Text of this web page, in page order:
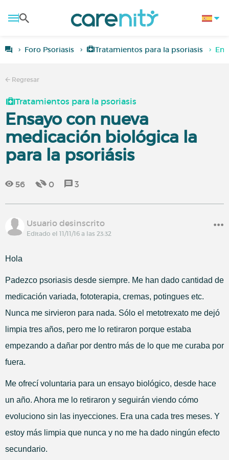
Foro Psoriasis Tratamientos para la psoriasis
Regresar
Tratamientos para la psoriasis
Ensayo con nueva
medicación biológica la
para la psoriásis
56 0 3
Usuario desinscrito
Editado el 11/11/16 a las 23:32
Hola
Padezco psoriasis desde siempre. Me han dado cantidad de
medicación variada, fototerapia, cremas, potingues etc.
Nunca me sirvieron para nada. Sólo el metotrexato me dejó
limpia tres años, pero me lo retiraron porque estaba
empezando a dañar por dentro más de lo que me curaba por
fuera.
Me ofrecí voluntaria para un ensayo biológico, desde hace
un año. Ahora me lo retiraron y seguirán viendo cómo
evoluciono sin las inyecciones. Era una cada tres meses. Y
estoy más limpia que nunca y no me ha dado ningún efecto
secundario.